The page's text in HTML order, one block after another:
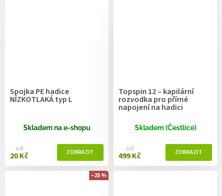
Spojka PE hadice
NÍZKOTLAKÁ typ L
Skladem na e-shopu
od
20 Kč
Topspin 12 – kapilární
rozvodka pro přímé
napojení na hadici
Skladem (Čestlice)
od
499 Kč
–25 %